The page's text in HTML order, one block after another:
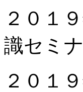
２０１
識セミ
２０１